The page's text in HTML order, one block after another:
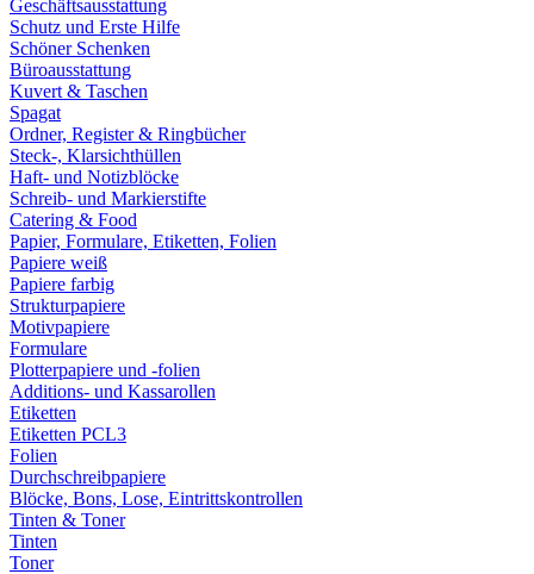
Geschäftsausstattung
Schutz und Erste Hilfe
Schöner Schenken
Büroausstattung
Kuvert & Taschen
Spagat
Ordner, Register & Ringbücher
Steck-, Klarsichthüllen
Haft- und Notizblöcke
Schreib- und Markierstifte
Catering & Food
Papier, Formulare, Etiketten, Folien
Papiere weiß
Papiere farbig
Strukturpapiere
Motivpapiere
Formulare
Plotterpapiere und -folien
Additions- und Kassarollen
Etiketten
Etiketten PCL3
Folien
Durchschreibpapiere
Blöcke, Bons, Lose, Eintrittskontrollen
Tinten & Toner
Tinten
Toner